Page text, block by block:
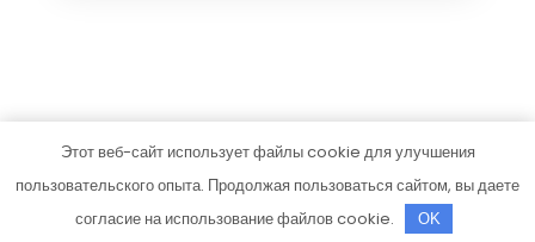
homesstroy.ru
Тема от Grace Themes
Этот веб-сайт использует файлы cookie для улучшения
пользовательского опыта. Продолжая пользоваться сайтом, вы даете
согласие на использование файлов cookie.
OK